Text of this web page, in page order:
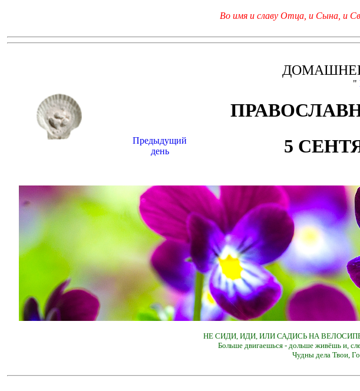
Во имя и славу Отца, и Сына, и
"
Предыдущий
день
5
НЕ СИДИ, ИДИ, ИЛИ САДИСЬ НА
Больше двигаешься - дольше живёшь и,
Чудны дела Твои,